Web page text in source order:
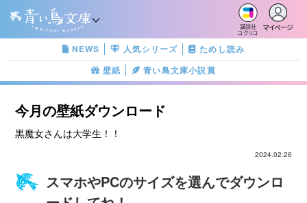
講談社
コクリコ
マイページ
NEWS 人気シリーズ
ためし読み
壁紙
青い鳥文庫小説賞
今月の壁紙ダウンロード
黒魔女さんは大学生！！
2024.02.26
スマホやPCのサイズを選んでダウンロ